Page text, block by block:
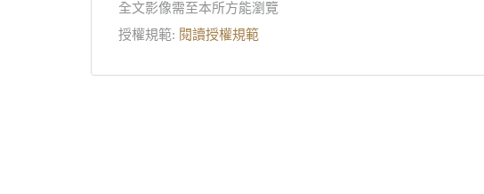
全文影像需至本所方能瀏覽
授權規範: 閱讀授權規範